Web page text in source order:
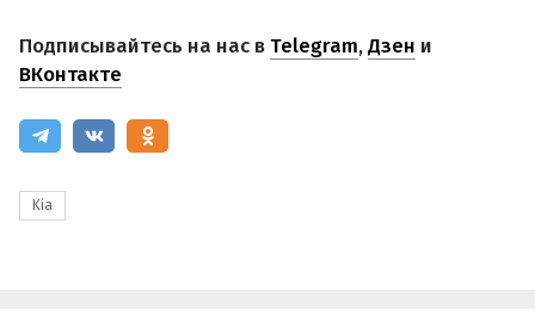
Подписывайтесь на нас в Telegram,Дзен и
ВКонтакте
Kia